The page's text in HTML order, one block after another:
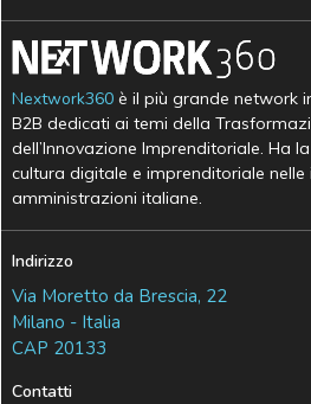
Nextwork360 è il più grande network
B2B dedicati ai temi della
dell’Innovazione Imprenditoriale. Ha
cultura digitale e imprenditoriale nelle
amministrazioni italiane.
Indirizzo
Via Moretto da Brescia, 22
Milano - Italia
CAP 20133
Contatti